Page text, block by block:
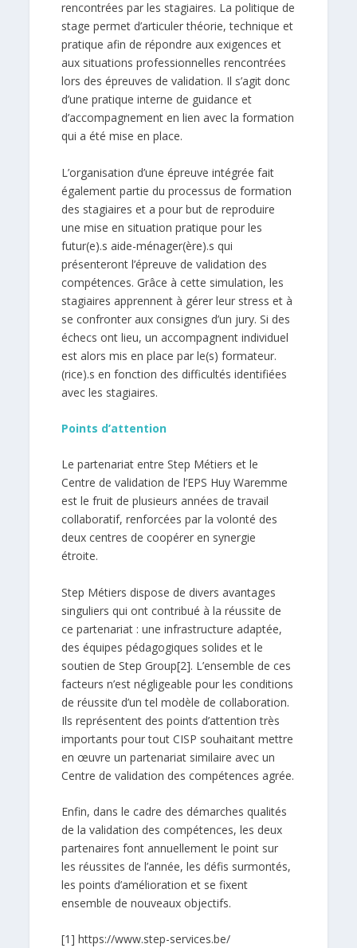
rencontrées par les stagiaires. La politique de
stage permet d’articuler théorie, technique et
pratique afin de répondre aux exigences et
aux situations professionnelles rencontrées
lors des épreuves de validation. Il s’agit donc
d’une pratique interne de guidance et
d’accompagnement en lien avec la formation
qui a été mise en place.
L’organisation d’une épreuve intégrée fait
également partie du processus de formation
des stagiaires et a pour but de reproduire
une mise en situation pratique pour les
futur(e).s aide-ménager(ère).s qui
présenteront l’épreuve de validation des
compétences. Grâce à cette simulation, les
stagiaires apprennent à gérer leur stress et à
se confronter aux consignes d’un jury. Si des
échecs ont lieu, un accompagnent individuel
est alors mis en place par le(s) formateur.
(rice).s en fonction des difficultés identifiées
avec les stagiaires.
Points d’attention
Le partenariat entre Step Métiers et le
Centre de validation de l’EPS Huy Waremme
est le fruit de plusieurs années de travail
collaboratif, renforcées par la volonté des
deux centres de coopérer en synergie
étroite.
Step Métiers dispose de divers avantages
singuliers qui ont contribué à la réussite de
ce partenariat : une infrastructure adaptée,
des équipes pédagogiques solides et le
soutien de Step Group[2]. L’ensemble de ces
facteurs n’est négligeable pour les conditions
de réussite d’un tel modèle de collaboration.
Ils représentent des points d’attention très
importants pour tout CISP souhaitant mettre
en œuvre un partenariat similaire avec un
Centre de validation des compétences agrée.
Enfin, dans le cadre des démarches qualités
de la validation des compétences, les deux
partenaires font annuellement le point sur
les réussites de l’année, les défis surmontés,
les points d’amélioration et se fixent
ensemble de nouveaux objectifs.
[1] https://www.step-services.be/